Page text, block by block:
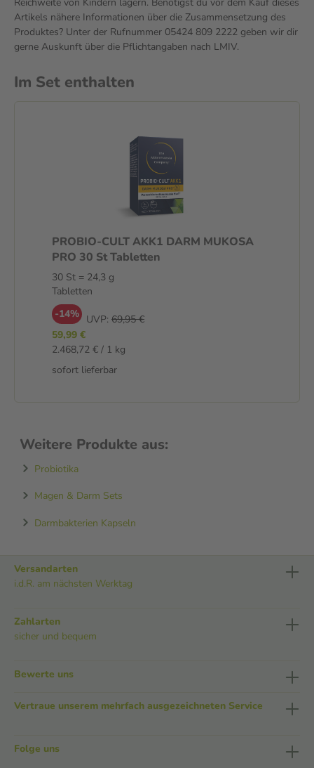
Artikels nähere Informationen über die Zusammensetzung des
Produktes? Unter der Rufnummer 05424 809 2222 geben wir dir
gerne Auskunft über die Pflichtangaben nach LMIV.
Im Set enthalten
PROBIO-CULT AKK1 DARM MUKOSA
PRO 30 St Tabletten
30 St = 24,3 g
Tabletten
-14% UVP: 69,95 €
59,99 €
2.468,72 € / 1 kg
sofort lieferbar
Weitere Produkte aus:
Probiotika
Magen & Darm Sets
Darmbakterien Kapseln
Versandarten
i.d.R. am nächsten Werktag
Zahlarten
sicher und bequem
Bewerte uns
Vertraue unserem mehrfach ausgezeichneten Service
Folge uns